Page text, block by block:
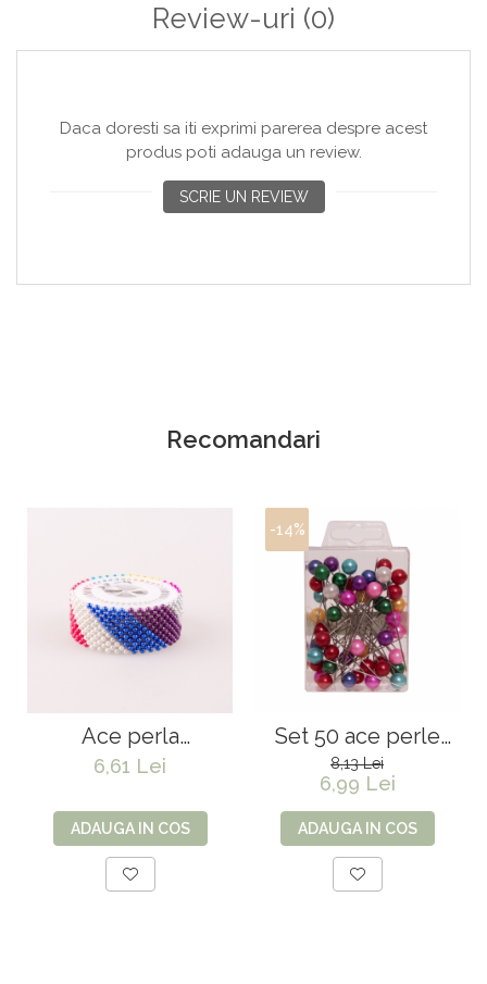
Review-uri (0)
Daca doresti sa iti exprimi parerea despre acest
produs poti adauga un review.
SCRIE UN REVIEW
Recomandari
Ace perla
multicolor 3.8 mm
6,61 Lei
ADAUGA IN COS
-14%
Set 50 ace perle
colorate
8,13 Lei
6,99 Lei
ADAUGA IN COS